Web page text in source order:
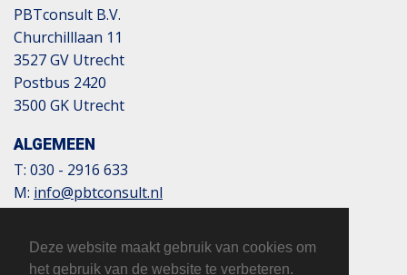
Deze website maakt gebruik van cookies om
het gebruik van de website te verbeteren.
PBTconsult B.V.
Churchilllaan 11
3527 GV Utrecht
Postbus 2420
3500 GK Utrecht
ALGEMEEN
T: 030 - 2916 633
M: info@pbtconsult.nl
BTW: 817124305B01
KvK: 32110854